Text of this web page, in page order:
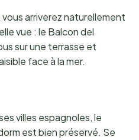
arriverez naturellement
vue : le Balcon del
sur une terrasse et
face à la mer.
villes espagnoles, le
est bien préservé. Se